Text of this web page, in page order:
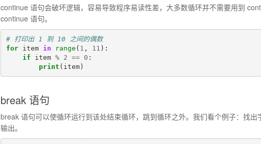
continue 语句会破坏逻辑，容易导致程序易读性差，大多数循环并不需要用到
continue 语句。
# 打印出 1 到 10 之间的偶数
for
item in range ( 1 , 11 ):
if
item % 2 == 0 :
print ( item)
break 语句
break 语句可以使循环运行到该处结束循环，跳到循环之外。我们看个例子：找
输出。